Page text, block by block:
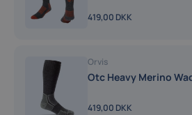
419,00 DKK
Orvis
Otc Heavy Merino
419,00 DKK